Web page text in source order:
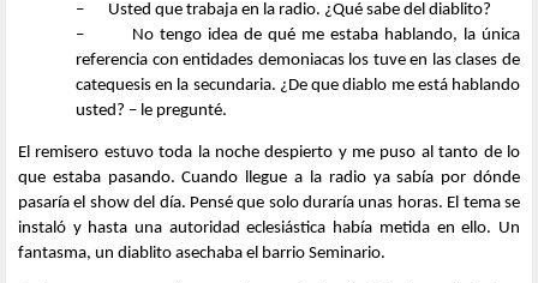
–
Usted que trabaja en la radio. ¿Qué sabe del diablito?
–
No tengo idea de qué me estaba hablando, la única
referencia con entidades demoniacas los tuve en las clases de
catequesis en la secundaria. ¿De que diablo me está hablando
usted? – le pregunté.
El remisero estuvo toda la noche despierto y me puso al tanto de lo
que estaba pasando. Cuando llegue a la radio ya sabía por dónde
pasaría el show del día. Pensé que solo duraría unas horas. El tema se
instaló y hasta una autoridad eclesiástica había metida en ello. Un
fantasma, un diablito asechaba el barrio Seminario.